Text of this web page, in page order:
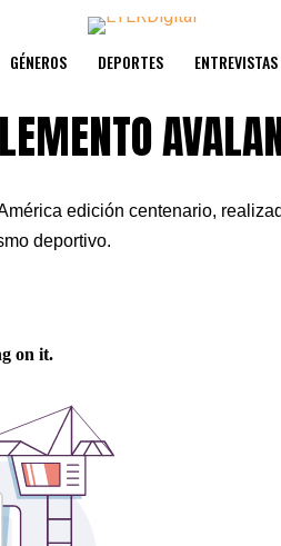
GÉNEROS DEPORTES ENTREVISTAS
edición centenario,
deportivo.